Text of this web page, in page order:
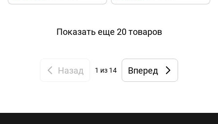
Показать еще 20 товаров
Назад 1 из 14 Вперед